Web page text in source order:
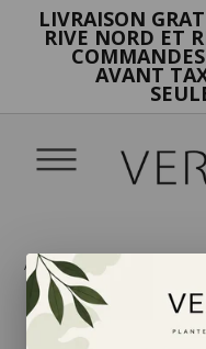
LIVRAISON
RIVE NORD ET
AVANT
Accueil Blogue